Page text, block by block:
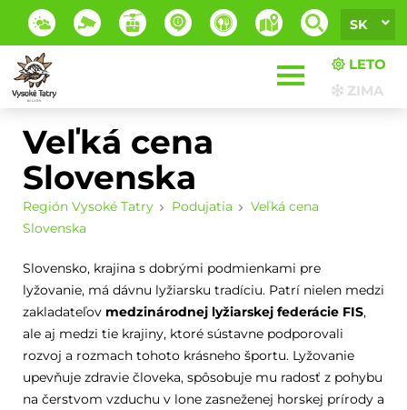
SK
LETO
ZIMA
Veľká cena
Slovenska
Región Vysoké Tatry Podujatia
Veľká cena
Slovenska
Slovensko, krajina s dobrými podmienkami pre
lyžovanie, má dávnu lyžiarsku tradíciu. Patrí nielen medzi
zakladateľov medzinárodnej lyžiarskej federácie FIS,
ale aj medzi tie krajiny, ktoré sústavne podporovali
rozvoj a rozmach tohoto krásneho športu. Lyžovanie
upevňuje zdravie človeka, spôsobuje mu radosť z pohybu
na čerstvom vzduchu v lone zasneženej horskej prírody a